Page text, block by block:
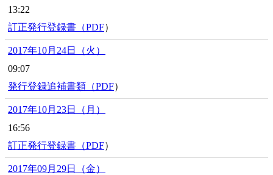
13:22
訂正発行登録書（PDF）
2017年10月24日（火）
09:07
発行登録追補書類（PDF）
2017年10月23日（月）
16:56
訂正発行登録書（PDF）
2017年09月29日（金）